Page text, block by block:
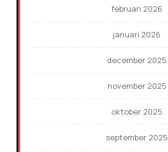
februari 2026
januari 2026
december 2025
november 2025
oktober 2025
september 2025